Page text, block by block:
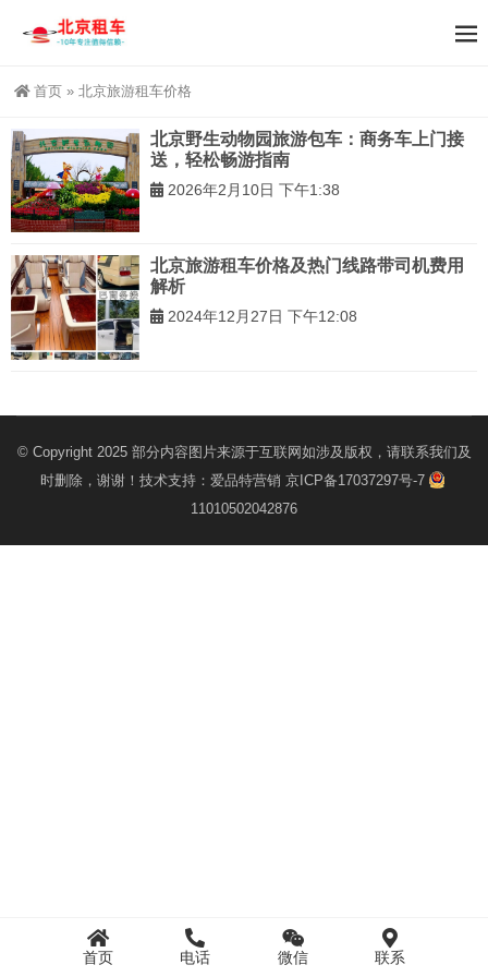
首页 » 北京旅游租车价格
北京野生动物园旅游包车：商务车上门接
送，轻松畅游指南
2026年2月10日 下午1:38
北京旅游租车价格及热门线路带司机费用
解析
2024年12月27日 下午12:08
© Copyright 2025 部分内容图片来源于互联网如涉及版权，请联系我们及
时删除，谢谢！技术支持： 爱品特营销 京ICP备17037297号-7
11010502042876
首页 电话 微信 联系